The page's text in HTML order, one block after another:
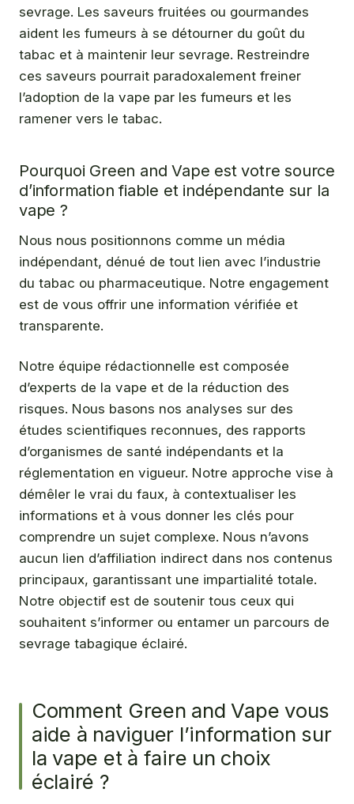
sevrage. Les saveurs fruitées ou gourmandes
aident les fumeurs à se détourner du goût du
tabac et à maintenir leur sevrage. Restreindre
ces saveurs pourrait paradoxalement freiner
l’adoption de la vape par les fumeurs et les
ramener vers le tabac.
Pourquoi Green and Vape est votre source
d’information fiable et indépendante sur la
vape ?
Nous nous positionnons comme un média
indépendant, dénué de tout lien avec l’industrie
du tabac ou pharmaceutique. Notre engagement
est de vous offrir une information vérifiée et
transparente.
Notre équipe rédactionnelle est composée
d’experts de la vape et de la réduction des
risques. Nous basons nos analyses sur des
études scientifiques reconnues, des rapports
d’organismes de santé indépendants et la
réglementation en vigueur. Notre approche vise à
démêler le vrai du faux, à contextualiser les
informations et à vous donner les clés pour
comprendre un sujet complexe. Nous n’avons
aucun lien d’affiliation indirect dans nos contenus
principaux, garantissant une impartialité totale.
Notre objectif est de soutenir tous ceux qui
souhaitent s’informer ou entamer un parcours de
sevrage tabagique éclairé.
Comment Green and Vape vous
aide à naviguer l’information sur
la vape et à faire un choix
éclairé ?